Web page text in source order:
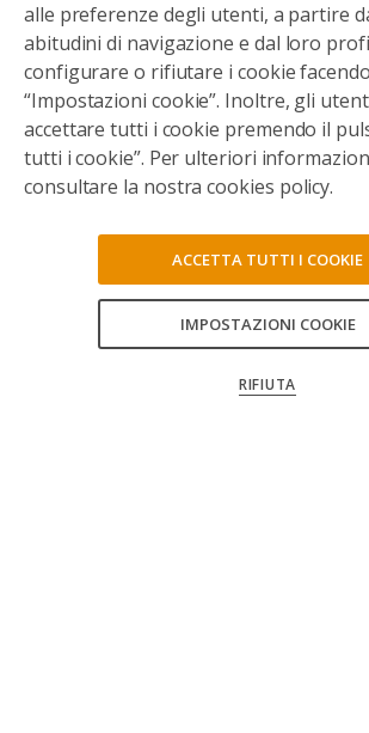
alle preferenze degli utenti, a partire
abitudini di navigazione e dal loro
configurare o rifiutare i cookie
“Impostazioni cookie”. Inoltre, gli
accettare tutti i cookie premendo il
tutti i cookie”. Per ulteriori
consultare la nostra cookies policy.
IMPOSTAZIONI COOKIE
RIFIUTA
ACCETTA TUTTI I COOKIE
CONFERMA LE MIE SCELTE
CONSENTI TUTTI